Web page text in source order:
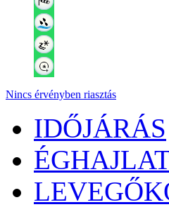
Nincs érvényben riasztás
IDŐJÁRÁS